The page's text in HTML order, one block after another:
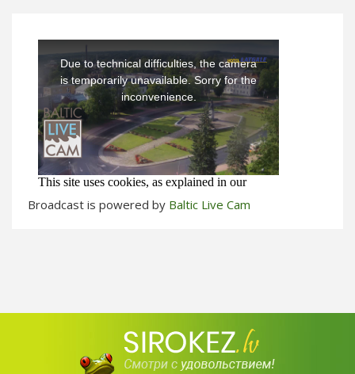
Broadcast is powered by Baltic Live Cam